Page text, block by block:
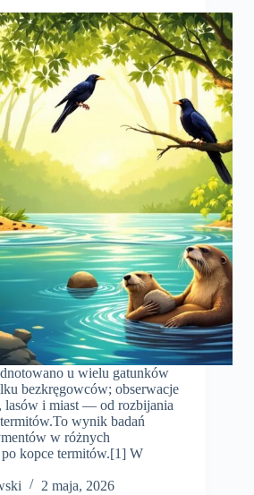
u wielu gatunków
bezkręgowców; obserwacje
lasów i miast — od rozbijania
wynik badań
w różnych
kopce termitów.[1] W
2 maja, 2026